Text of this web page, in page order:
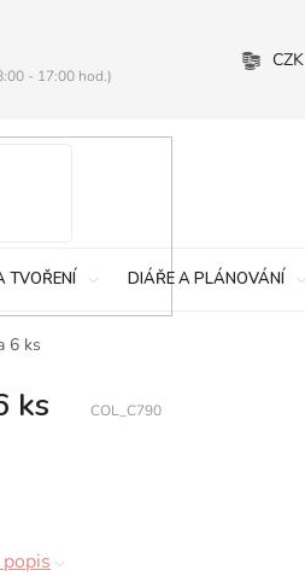
- 17:00 hod.)
CZK
TVOŘENÍ DIÁŘE A PLÁNOVÁNÍ
6 ks
ks COL_C790